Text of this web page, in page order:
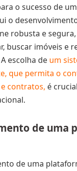
o sucesso de
o
robusta e
buscar imóveis e
escolha de um
que permita o
contratos, é
de uma
de uma